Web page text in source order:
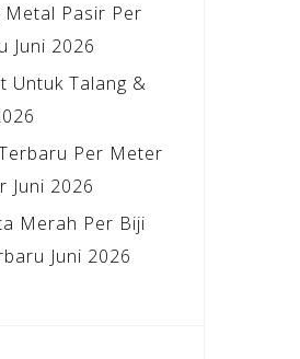
Metal Pasir Per
Juni 2026
Untuk Talang &
Per Meter
Juni 2026
Merah Per Biji
Juni 2026